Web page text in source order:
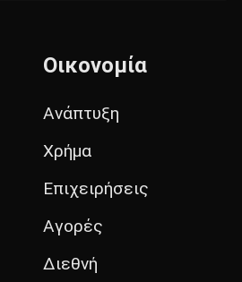
Οικονομία
Ανάπτυξη
Χρήμα
Επιχειρήσεις
Αγορές
Διεθνή